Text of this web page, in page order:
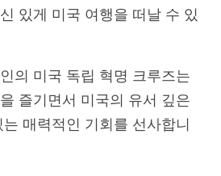
있게 미국 여행을 떠날 수 있
의 미국 독립 혁명 크루즈는
즐기면서 미국의 유서 깊은
매력적인 기회를 선사합니